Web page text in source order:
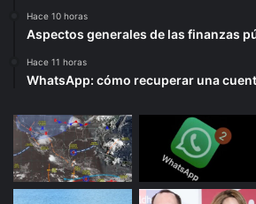
Hace 10 horas
Aspectos generales de las finanzas
Hace 11 horas
WhatsApp: cómo recuperar una